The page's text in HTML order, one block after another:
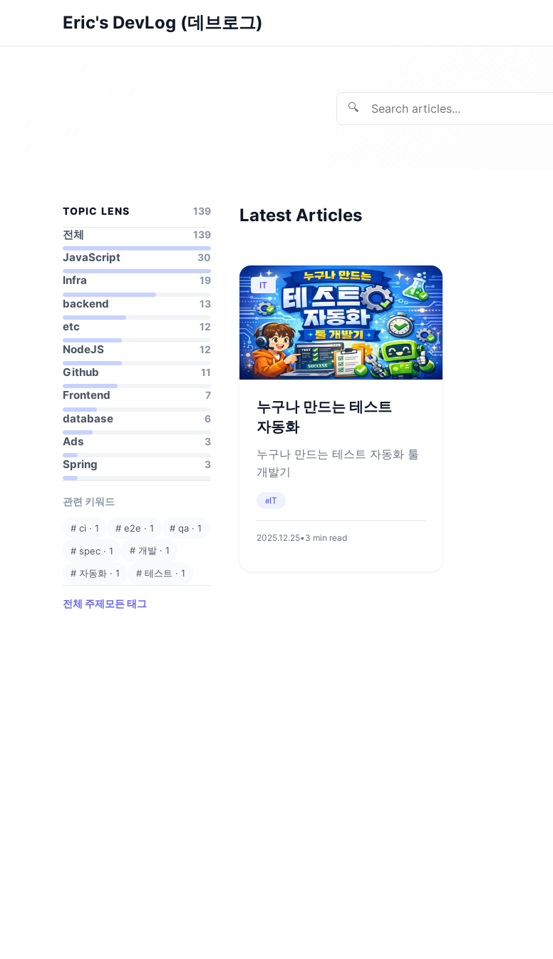
Eric's DevLog (데브로그)
🔍
TOPIC LENS 139
전체 139
JavaScript 30
Infra 19
backend 13
etc 12
NodeJS 12
Github 11
Frontend 7
database 6
Ads 3
Spring 3
관련 키워드
#ci ·1 # e2e · 1 # qa· 1
#spec ·1 # 개발· 1
# 자동화 ·1 # 테스트 · 1
전체 주제모든 태그
Latest Articles
IT
누구나 만드는 테스트
자동화
누구나 만드는 테스트 자동화 툴
개발기
#IT
2025.12.25•3 min read